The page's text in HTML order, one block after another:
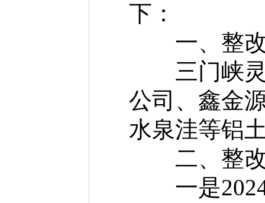
下：
一、整改
三门峡灵
公司、鑫金
水泉洼等铝
二、整改
一是2024